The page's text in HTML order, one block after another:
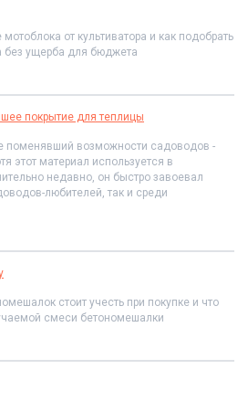
от культиватора и как подобрать
без ущерба для бюджета
покрытие для теплицы
поменявший возможности садоводов -
этот материал используется в
недавно, он быстро завоевал
любителей, так и среди
стоит учесть при покупке и что
смеси бетономешалки